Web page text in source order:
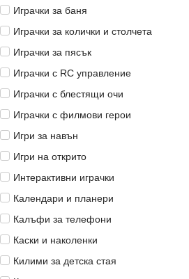
Играчки за баня
Играчки за колички и столчета
Играчки за пясък
Играчки с RC управление
Играчки с блестящи очи
Играчки с филмови герои
Игри за навън
Игри на открито
Интерактивни играчки
Календари и планери
Калъфи за телефони
Каски и наколенки
Килими за детска стая